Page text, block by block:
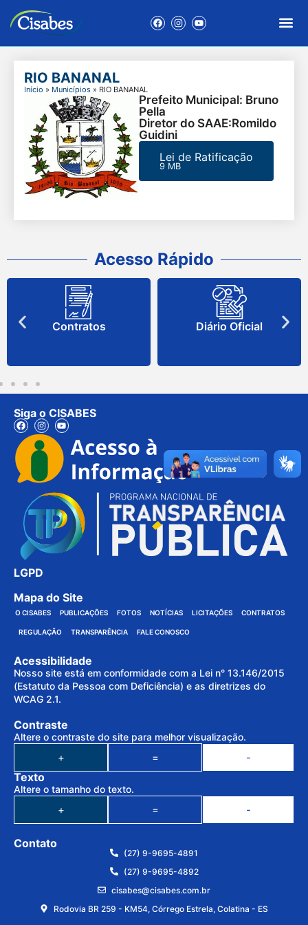
RIO BANANAL
Início » Municípios » RIO BANANAL
Prefeito Municipal: Bruno
Pella
Diretor do SAAE:Romildo
Guidini
Lei de Ratificação
9 MB
Acesso Rápido
Contratos Diário Oficial
Siga o CISABES
LGPD
Mapa do Site
O CISABES PUBLICAÇÕES FOTOS NOTÍCIAS LICITAÇÕES CONTRATOS
REGULAÇÃO TRANSPARÊNCIA FALE CONOSCO
Acessibilidade
Nosso site está em conformidade com a Lei n° 13.146/2015
(Estatuto da Pessoa com Deficiência) e as diretrizes do
WCAG 2.1.
Contraste
Altere o contraste do site para melhor visualização.
+ = -
Texto
Altere o tamanho do texto.
+ = -
Contato
(27) 9-9695-4891
(27) 9-9695-4892
cisabes@cisabes.com.br
Rodovia BR 259 - KM54, Córrego Estrela, Colatina - ES